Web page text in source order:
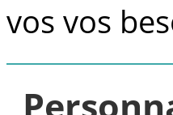
vos vos